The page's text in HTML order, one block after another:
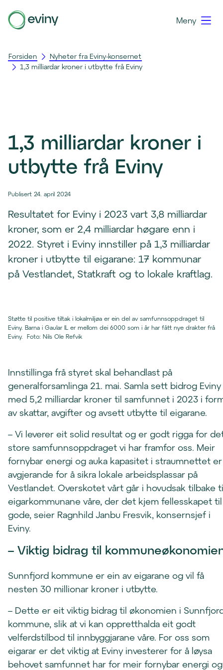
Meny
Forsiden
Nyheter fra Eviny-konsernet
1,3 milliardar kroner i utbytte frå Eviny
1,3 milliardar kroner i
utbytte frå Eviny
Publisert 24. april 2024
Resultatet for Eviny i 2023 vart 3,8 milliardar
kroner, som er 2,4 milliardar høgare enn i
2022. Styret i Eviny innstiller på 1,3 milliardar
kroner i utbytte til eigarane: 17 kommunar
på Vestlandet, Statkraft og to lokale kraftlag.
Støtte til positive tiltak i lokalmiljøa er ein del av samfunnsoppdraget til
Eviny. Barna i Gaular IL er mellom dei 6000 som i år har fått nye drakter frå
Eviny.
Foto: Nils Ole Refvik
Innstillinga frå styret skal behandlast på
generalforsamlinga 21. mai. Samla sett bidrog Eviny
med 5,2 milliardar kroner til samfunnet i 2023 i
av skattar, avgifter og avsett utbytte til eigarane.
– Vi leverer eit solid resultat og er godt rigga for
store samfunnsoppdraget vi har framfor oss. Meir
fornybar energi og auka kapasitet i straumnettet er
avgjerande for å sikra lokale arbeidsplassar på
Vestlandet. Overskotet vårt går i hovudsak tilbake
eigarkommunane våre, der det kjem fellesskapet til
gode, seier Ragnhild Janbu Fresvik, konsernsjef i
Eviny.
– Viktig bidrag til
Sunnfjord kommune er ein av eigarane og vil få
nesten 30 millionar kroner i utbytte.
– Dette er eit viktig bidrag til økonomien i
kommune, slik at vi kan oppretthalda eit godt
velferdstilbod til innbyggjarane våre. For oss som
eigarar er det viktig at Eviny investerer for å løysa
behovet samfunnet har for meir fornybar energi og